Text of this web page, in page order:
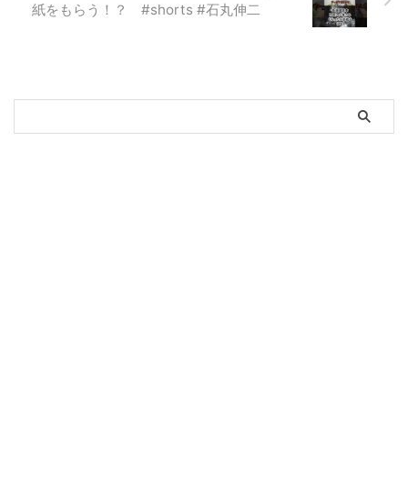
紙をもらう！？ #shorts #石丸伸二